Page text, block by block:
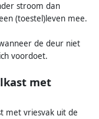
stroom dan
(toestel)leven mee.
de deur niet
voordoet.
met
met vriesvak uit de